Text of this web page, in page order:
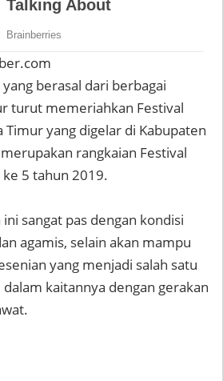
berasal dari berbagai
turut memeriahkan Festival
Timur yang digelar di Kabupaten
rangkaian Festival
5 tahun 2019.
sangat pas dengan kondisi
agamis, selain akan mampu
yang menjadi salah satu
kaitannya dengan gerakan